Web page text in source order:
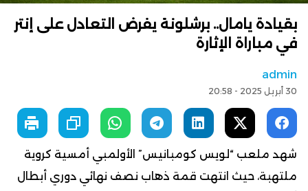
بقيادة يامال.. برشلونة يفرض التعادل على إنتر
في مباراة الإثارة
admin
30 أبريل 2025 - 20:58
شهد ملعب “لويس كومبانيس” الأولمبي أمسية كروية
ملتهبة، حيث انتهت قمة ذهاب نصف نهائي دوري أبطال